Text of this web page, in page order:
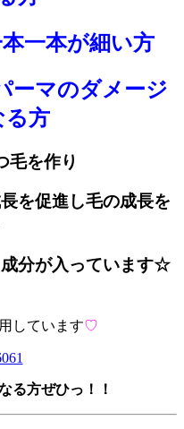
一本が細い方
ーマのダメージ
る方
毛を作り
を促進し毛の成長を
分が入っています☆
しています♡
る方ぜひっ！！